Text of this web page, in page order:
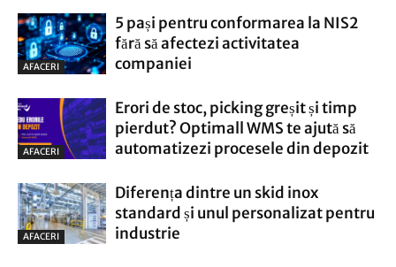
AFACERI
5 pași pentru conformarea la NIS2
fără să afectezi activitatea
companiei
AFACERI
Erori de stoc, picking greșit și timp
pierdut? Optimall WMS te ajută să
automatizezi procesele din depozit
AFACERI
Diferența dintre un skid inox
standard și unul personalizat pentru
industrie